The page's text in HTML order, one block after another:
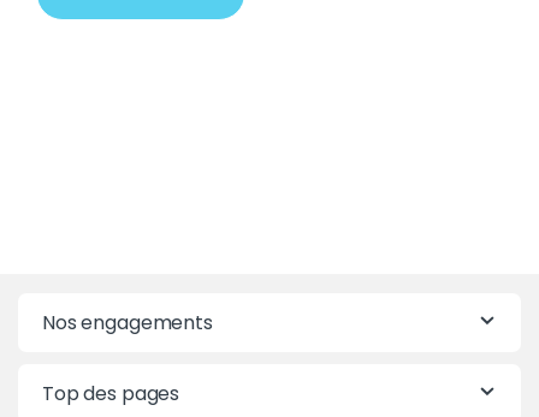
Nos engagements
Top des pages